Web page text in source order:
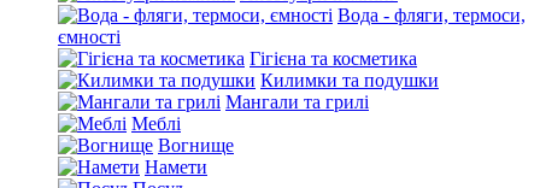
Вода - фляги, термоси,
ємності
Гігієна та косметика
Килимки та подушки
Мангали та грилі
Меблі
Вогнище
Намети